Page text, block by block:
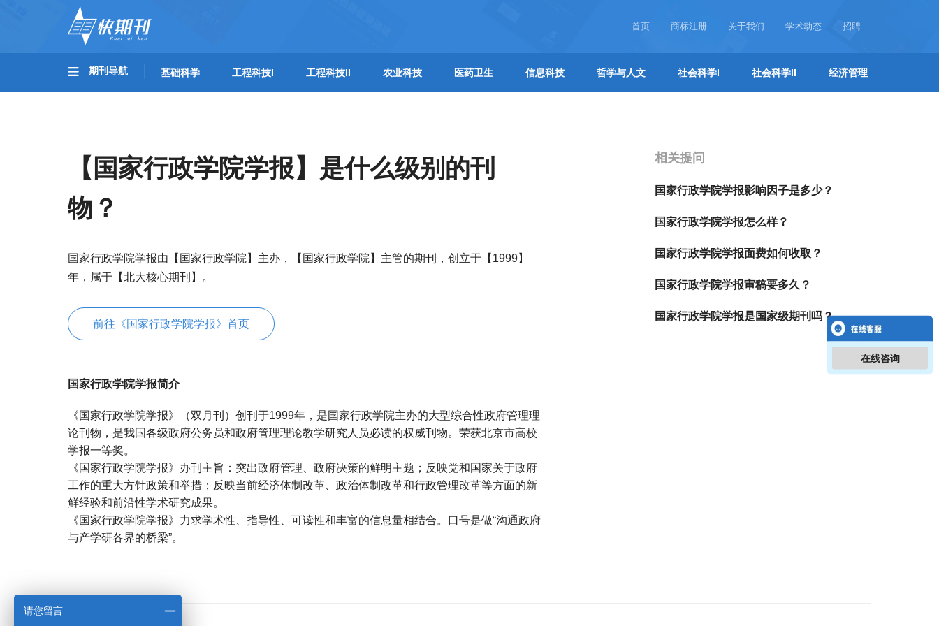
首页 商标注册 关于我们 学术动态 招聘
期刊导航 基础科学 工程科技I 工程科技II 农业科技 医药卫生 信息科技 哲学与人文 社会科学I 社会科学II 经济管理
【国家行政学院学报】是什么级别的刊
物？
国家行政学院学报由【国家行政学院】主办，【国家行政学院】主管的期刊，创立于【1999】
年，属于【北大核心期刊】。
前往《国家行政学院学报》首页
国家行政学院学报简介
《国家行政学院学报》（双月刊）创刊于1999年，是国家行政学院主办的大型综合性政府管理理
论刊物，是我国各级政府公务员和政府管理理论教学研究人员必读的权威刊物。荣获北京市高校
学报一等奖。
《国家行政学院学报》办刊主旨：突出政府管理、政府决策的鲜明主题；反映党和国家关于政府
工作的重大方针政策和举措；反映当前经济体制改革、政治体制改革和行政管理改革等方面的新
鲜经验和前沿性学术研究成果。
《国家行政学院学报》力求学术性、指导性、可读性和丰富的信息量相结合。口号是做“沟通政府
与产学研各界的桥梁”。
相关提问
国家行政学院学报影响因子是多少？
国家行政学院学报怎么样？
国家行政学院学报面费如何收取？
国家行政学院学报审稿要多久？
国家行政学院学报是国家级期刊吗？
在线咨询
请您留言